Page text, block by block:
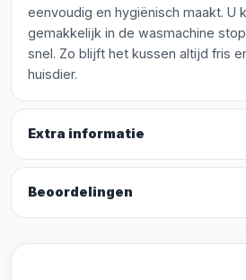
eenvoudig en hygiënisch maakt. U
gemakkelijk in de wasmachine
snel. Zo blijft het kussen altijd fris
huisdier.
Extra informatie
Beoordelingen